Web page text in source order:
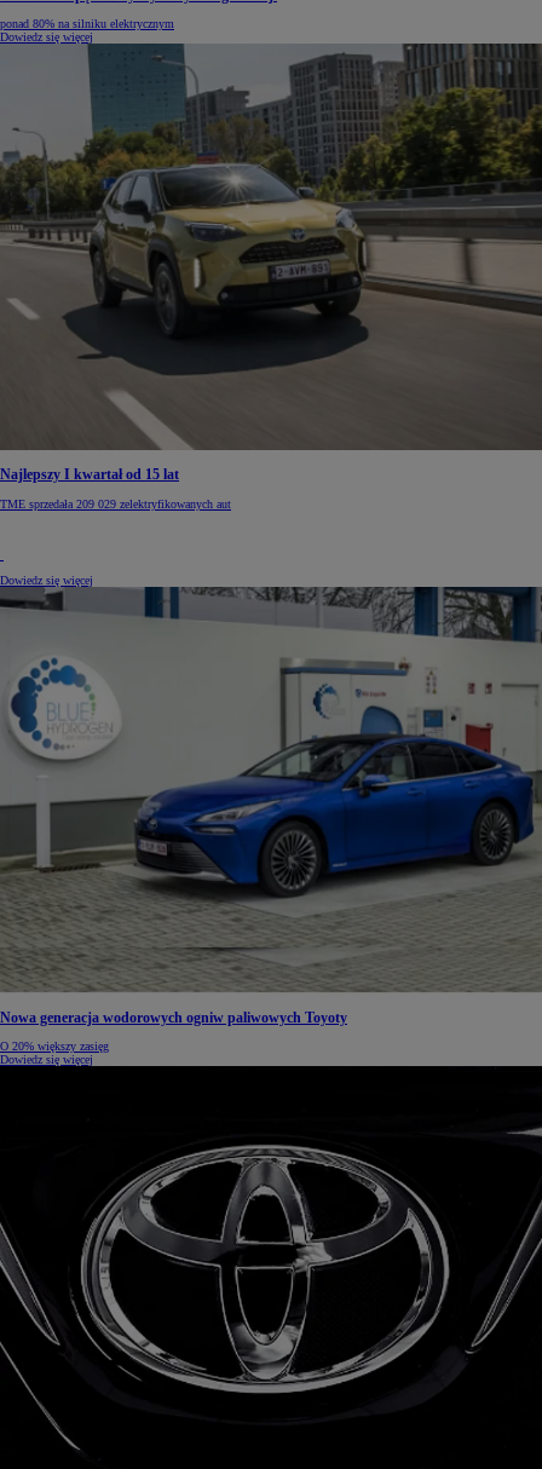
ponad 80% na silniku elektrycznym
Dowiedz się więcej
Najlepszy I kwartał od 15 lat
TME sprzedała 209 029 zelektryfikowanych aut
Dowiedz się więcej
Nowa generacja wodorowych ogniw paliwowych Toyoty
O 20% większy zasięg
Dowiedz się więcej